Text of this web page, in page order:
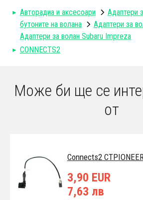
Авторадиa и аксесоари
Адаптери
бутоните на волана
Aдаптери за
Адаптери за волан Subaru Impreza
CONNECTS2
Може би ще се
от
Connects2
3,90 EUR
7,63 лв